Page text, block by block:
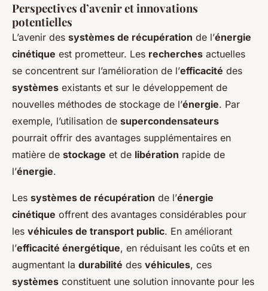
Perspectives d’avenir et innovations
potentielles
L’avenir des systèmes de récupération de l’énergie
cinétique est prometteur. Les recherches actuelles
se concentrent sur l’amélioration de l’efficacité des
systèmes existants et sur le développement de
nouvelles méthodes de stockage de l’énergie. Par
exemple, l’utilisation de supercondensateurs
pourrait offrir des avantages supplémentaires en
matière de stockage et de libération rapide de
l’énergie.
Les systèmes de récupération de l’énergie
cinétique offrent des avantages considérables pour
les véhicules de transport public. En améliorant
l’efficacité énergétique, en réduisant les coûts et en
augmentant la durabilité des véhicules, ces
systèmes constituent une solution innovante pour les